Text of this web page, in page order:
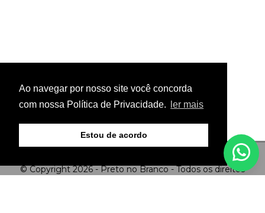
Ao navegar por nosso site você concorda
com nossa Política de Privacidade.
ler mais
Estou de acordo
© Copyright 2026 - Preto no Branco - Todos os direitos